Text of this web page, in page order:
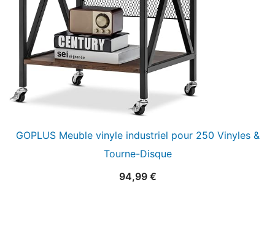
GOPLUS Meuble vinyle industriel pour 250 Vinyles &
Tourne-Disque
94,99 €